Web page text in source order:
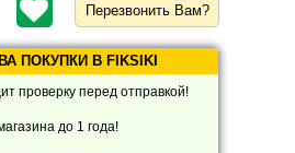
Перезвонить Вам?
ПОКУПКИ В FIKSIKI
проверку перед отправкой!
до 1 года!